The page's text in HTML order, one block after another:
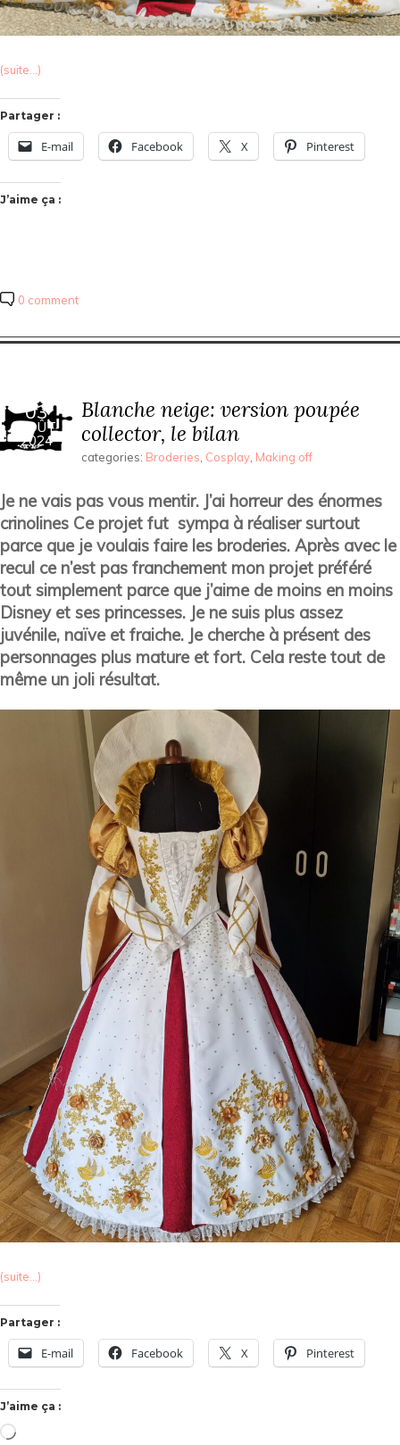
(suite…)
Partager :
E-mail Facebook X Pinterest
J’aime ça :
0 comment
03
AOÛT
2024
Blanche neige: version poupée
collector, le bilan
categories: Broderies Cosplay Making off
Je ne vais pas vous mentir. J’ai horreur des énormes
crinolines Ce projet fut sympa à réaliser surtout
parce que je voulais faire les broderies. Après avec le
recul ce n’est pas franchement mon projet préféré
tout simplement parce que j’aime de moins en moins
Disney et ses princesses. Je ne suis plus assez
juvénile, naïve et fraiche. Je cherche à présent des
personnages plus mature et fort. Cela reste tout de
même un joli résultat.
(suite…)
Partager :
E-mail Facebook X Pinterest
J’aime ça :
Chargement…